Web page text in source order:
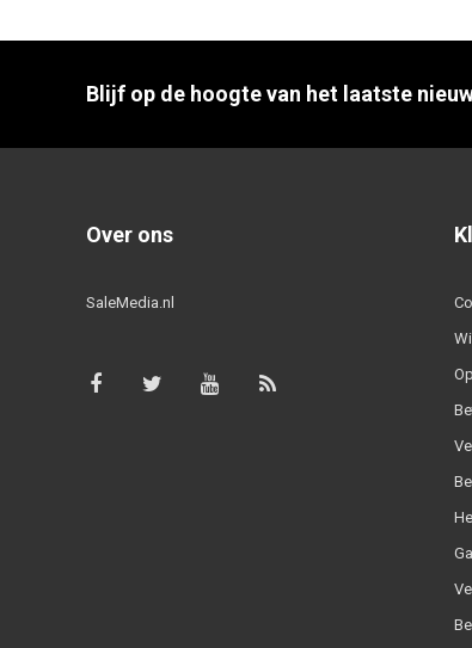
Blijf op de hoogte van het laatste
Over ons
SaleMedia.nl